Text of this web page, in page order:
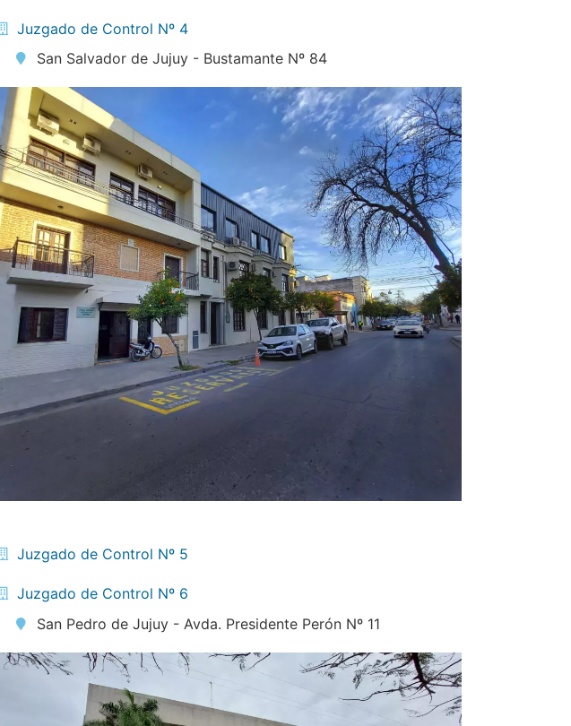
Juzgado de Control Nº 4
San Salvador de Jujuy - Bustamante Nº 84
Juzgado de Control Nº 5
Juzgado de Control Nº 6
San Pedro de Jujuy - Avda. Presidente Perón Nº 11